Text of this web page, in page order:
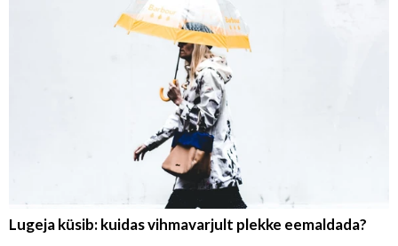
Lugeja küsib: kuidas vihmavarjult plekke eemaldada?